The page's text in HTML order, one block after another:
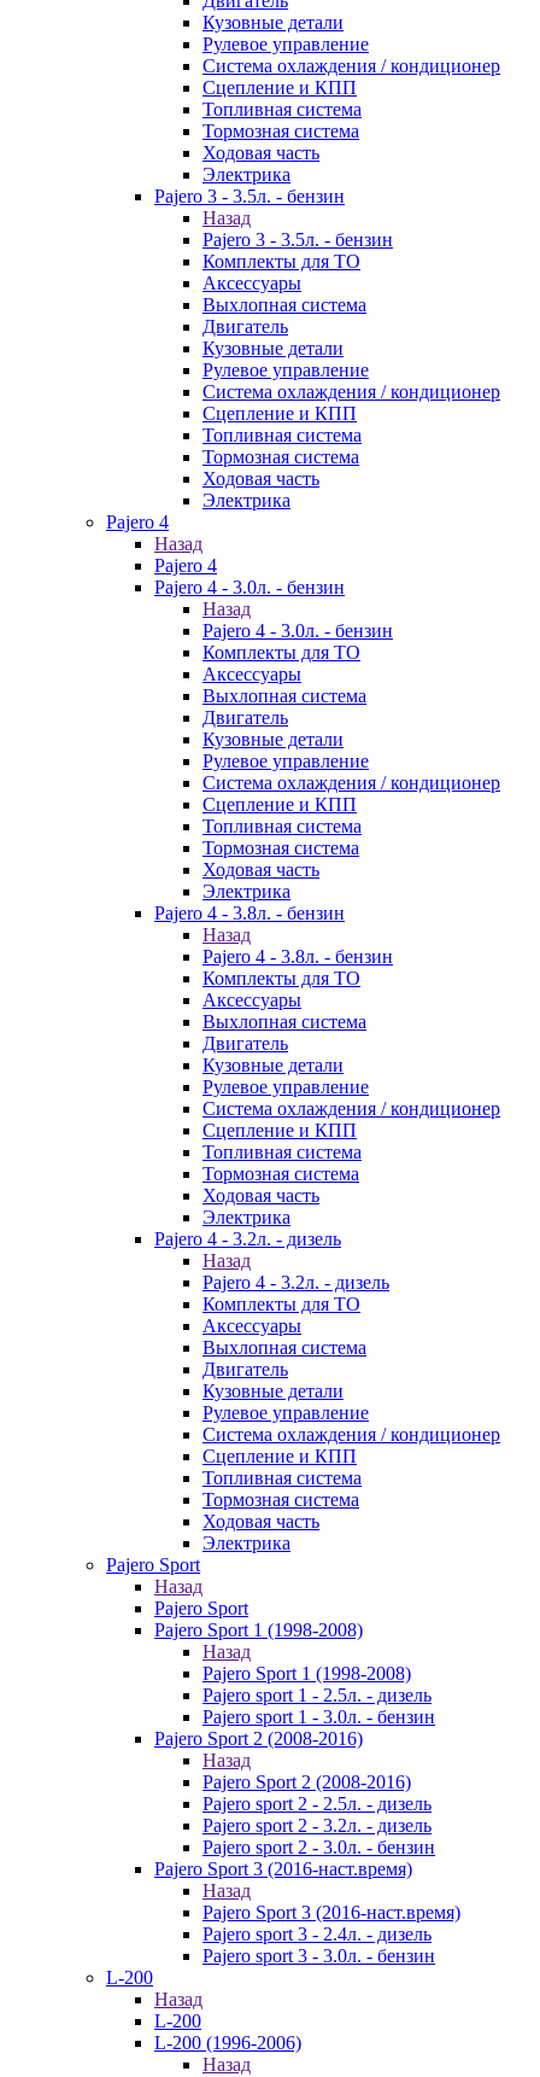
Кузовные детали
Рулевое управление
Система охлаждения / кондиционер
Сцепление и КПП
Топливная система
Тормозная система
Ходовая часть
Электрика
Pajero 3 - 3.5л. - бензин
Назад
Pajero 3 - 3.5л. - бензин
Комплекты для ТО
Аксессуары
Выхлопная система
Двигатель
Кузовные детали
Рулевое управление
Система охлаждения / кондиционер
Сцепление и КПП
Топливная система
Тормозная система
Ходовая часть
Электрика
Pajero 4
Назад
Pajero 4
Pajero 4 - 3.0л. - бензин
Назад
Pajero 4 - 3.0л. - бензин
Комплекты для ТО
Аксессуары
Выхлопная система
Двигатель
Кузовные детали
Рулевое управление
Система охлаждения / кондиционер
Сцепление и КПП
Топливная система
Тормозная система
Ходовая часть
Электрика
Pajero 4 - 3.8л. - бензин
Назад
Pajero 4 - 3.8л. - бензин
Комплекты для ТО
Аксессуары
Выхлопная система
Двигатель
Кузовные детали
Рулевое управление
Система охлаждения / кондиционер
Сцепление и КПП
Топливная система
Тормозная система
Ходовая часть
Электрика
Pajero 4 - 3.2л. - дизель
Назад
Pajero 4 - 3.2л. - дизель
Комплекты для ТО
Аксессуары
Выхлопная система
Двигатель
Кузовные детали
Рулевое управление
Система охлаждения / кондиционер
Сцепление и КПП
Топливная система
Тормозная система
Ходовая часть
Электрика
Pajero Sport
Назад
Pajero Sport
Pajero Sport 1 (1998-2008)
Назад
Pajero Sport 1 (1998-2008)
Pajero sport 1 - 2.5л. - дизель
Pajero sport 1 - 3.0л. - бензин
Pajero Sport 2 (2008-2016)
Назад
Pajero Sport 2 (2008-2016)
Pajero sport 2 - 2.5л. - дизель
Pajero sport 2 - 3.2л. - дизель
Pajero sport 2 - 3.0л. - бензин
Pajero Sport 3 (2016-наст.время)
Назад
Pajero Sport 3 (2016-наст.время)
Pajero sport 3 - 2.4л. - дизель
Pajero sport 3 - 3.0л. - бензин
L-200
Назад
L-200
L-200 (1996-2006)
Назад